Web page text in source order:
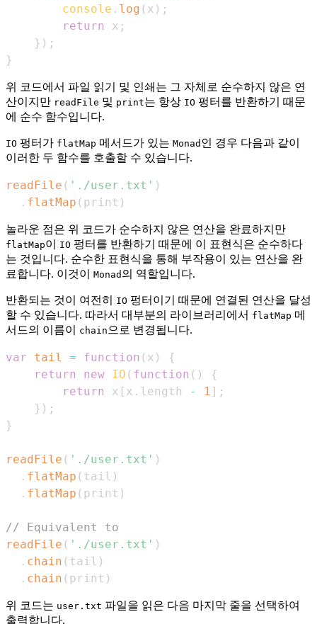
console . log ( x ) ;
return
x ;
} ) ;
}
위 코드에서 파일 읽기 및 인쇄는 그 자체로 순수하지 않은 연
산이지만 readFile 및 print는 항상 IO 펑터를 반환하기 때문
에 순수 함수입니다.
IO 펑터가 flatMap 메서드가 있는 Monad 인 경우 다음과 같이
이러한 두 함수를 호출할 수 있습니다.
readFile ( './user.txt' )
. flatMap ( print )
놀라운 점은 위 코드가 순수하지 않은 연산을 완료하지만
flatMap이 IO 펑터를 반환하기 때문에 이 표현식은 순수하다
는 것입니다. 순수한 표현식을 통해 부작용이 있는 연산을 완
료합니다. 이것이 Monad 의 역할입니다.
반환되는 것이 여전히 IO 펑터이기 때문에 연결된 연산을 달성
할 수 있습니다. 따라서 대부분의 라이브러리에서 flatMap 메
서드의 이름이
chain 으로 변경됩니다.
var tail = function ( x )
{
return
new IO ( function ( )
{
return
x [ x . length - 1 ] ;
} ) ;
}
readFile ( './user.txt' )
. flatMap ( tail )
. flatMap ( print )
// Equivalent to
readFile ( './user.txt' )
. chain ( tail )
. chain ( print )
위 코드는 user.txt 파일을 읽은 다음 마지막 줄을 선택하여
출력합니다.